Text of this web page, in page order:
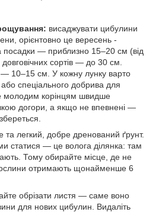
висаджувати цибулини
орієнтовно це вересень -
посадки — приблизно 15–20 см (від
сортів — до 30 см.
10–15 см. У кожну лунку варто
спеціального добрива для
корінцям швидше
догори, а якщо не впевнені —
легкий, добре дренований ґрунт.
статися — це волога ділянка: там
Тому обирайте місце, де не
отримають щонайменше 6
обрізати листя — саме воно
для нових цибулин. Видаліть